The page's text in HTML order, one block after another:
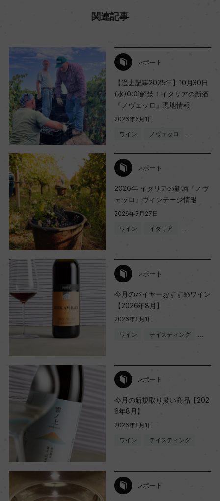
関連記事
レポート
【過去記事2025年】10月30日
(水)0:01解禁！イタリアの新酒
『ノヴェッロ』現地情報
2026年6月1日
ワイン ノヴェッロ …
レポート
2026年 イタリアの新酒『ノヴ
ェッロ』ヴィンテージ情報
2026年7月27日
ワイン イタリア …
レポート
今月のバイヤーおすすめワイン
【2026年8月】
2026年8月1日
ワイン テイスティング …
レポート
今月の新規取り扱い商品【202
6年8月】
2026年8月1日
ワイン テイスティング
レポート